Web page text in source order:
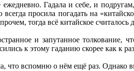
Гадала и себе, и
просила погадать на
тогда всё китайское
и запутанное
к этому гаданию скорее как к
что вспомню о нём ещё раз. Однако